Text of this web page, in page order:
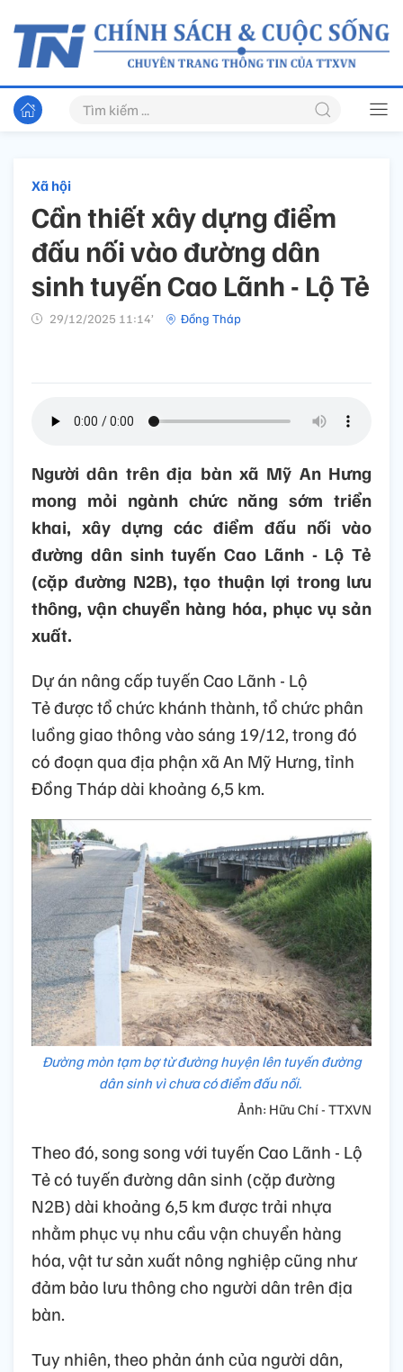
Xã hội
Cần thiết xây dựng điểm
đấu nối vào đường dân
sinh tuyến Cao Lãnh - Lộ Tẻ
29/12/2025 11:14’ Đồng Tháp
Người dân trên địa bàn xã Mỹ An Hưng
mong mỏi ngành chức năng sớm triển
khai, xây dựng các điểm đấu nối vào
đường dân sinh tuyến Cao Lãnh - Lộ Tẻ
(cặp đường N2B), tạo thuận lợi trong lưu
thông, vận chuyển hàng hóa, phục vụ sản
xuất.
Dự án nâng cấp tuyến Cao Lãnh - Lộ
Tẻ được tổ chức khánh thành, tổ chức phân
luồng giao thông vào sáng 19/12, trong đó
có đoạn qua địa phận xã An Mỹ Hưng, tỉnh
Đồng Tháp dài khoảng 6,5 km.
Đường mòn tạm bợ từ đường huyện lên tuyến đường
dân sinh vì chưa có điểm đấu nối.
Ảnh: Hữu Chí - TTXVN
Theo đó, song song với tuyến Cao Lãnh - Lộ
Tẻ có tuyến đường dân sinh (cặp đường
N2B) dài khoảng 6,5 km được trải nhựa
nhằm phục vụ nhu cầu vận chuyển hàng
hóa, vật tư sản xuất nông nghiệp cũng như
đảm bảo lưu thông cho người dân trên địa
bàn.
Tuy nhiên, theo phản ánh của người dân,